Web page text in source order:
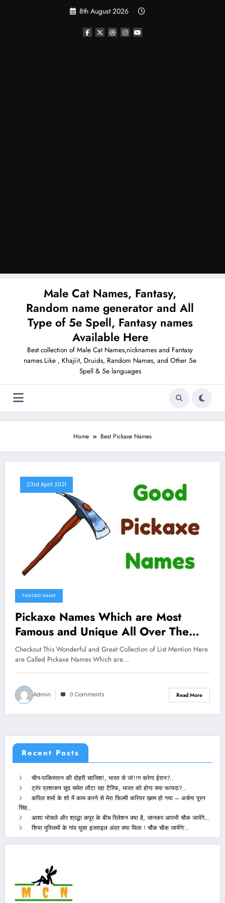
8th August 2026
Male Cat Names, Fantasy,
Random name generator and All
Type of 5e Spell, Fantasy names
Available Here
Best collection of Male Cat Names,nicknames and Fantasy
names Like , Khajiit, Druids, Random Names, and Other 5e
Spell & 5e languages
Home Best Pickaxe Names
23rd April 2021
FANTASY NAME
Pickaxe Names Which are Most
Famous and Unique All Over The
Worlds
Checkout This Wonderful and Great Collection of List Mention Here
are Called Pickaxe Names Which are…
Admin 0 Comments Read More
Recent Posts
चीन-पाकिस्तान की दोहरी साजिश!, भारत से जं!!!ग करेगा ईरान?..
ट्रंप प्रशासन सूद समेत लौटा रहा टैरिफ, भारत को होगा क्या फायदा?..
कपिल शर्मा के शो में काम करने से मेरा फिल्मी करियर ख़त्म हो गया – अर्चना पूरन
सिंह..
आशा भोसले और श्रद्धा कपूर के बीच रिलेशन क्या है, जानकर आपभी चौक जायेंगे…
शिया मुस्लिमों के गांव घुसा इजराइल अंदर क्या मिला ! चौंक चौक जायेंगे!..